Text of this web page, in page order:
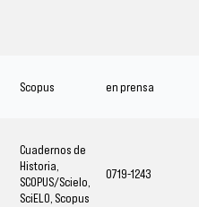
Scopus en prensa
Cuadernos de
Historia,
SCOPUS/Scielo,
SciELO, Scopus
0719-1243